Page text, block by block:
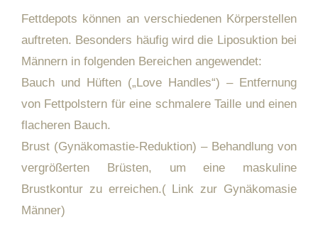
Fettdepots können an verschiedenen Körperstellen
auftreten. Besonders häufig wird die Liposuktion bei
Männern in folgenden Bereichen angewendet:
Bauch und Hüften („Love Handles“) – Entfernung
von Fettpolstern für eine schmalere Taille und einen
flacheren Bauch.
Brust (Gynäkomastie-Reduktion) – Behandlung von
vergrößerten Brüsten, um eine maskuline
Brustkontur zu erreichen.( Link zur Gynäkomasie
Männer)